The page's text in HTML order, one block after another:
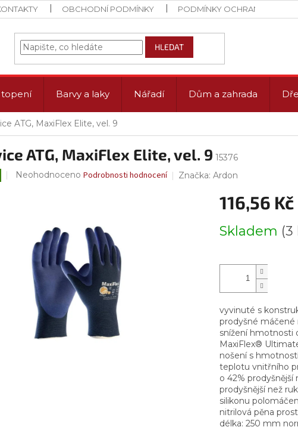
OBCHODNÍ PODMÍNKY PODMÍNKY OCHRANY
HLEDAT
topení Barvy a laky Nářadí Dům a zahrada
ATG, MaxiFlex Elite, vel. 9
ATG, MaxiFlex Elite, vel. 9 15376
Průměrné
hvězdiček.
Neohodnoceno Podrobnosti hodnocení Značka:Ardon
116,56 Kč
cena:
Skladem (3
vyvinuté s
prodyšné máčené
snížení hmotnosti
MaxiFlex®
nošení s
teplotu vnitřního
o 42% prodyšnější
prodyšnější než
silikonu
nitrilová pěna
délka: 250 mm